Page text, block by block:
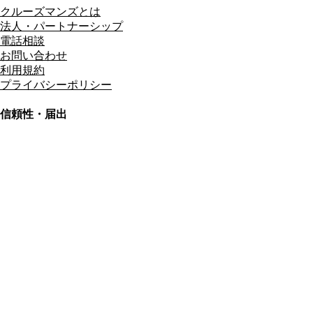
クルーズマンズとは
法人・パートナーシップ
電話相談
お問い合わせ
利用規約
プライバシーポリシー
信頼性・届出